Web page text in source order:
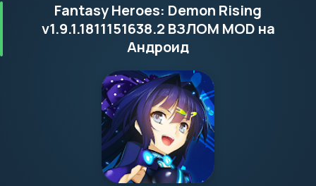
Fantasy Heroes: Demon Rising
v1.9.1.1811151638.2 ВЗЛОМ MOD на
Андроид